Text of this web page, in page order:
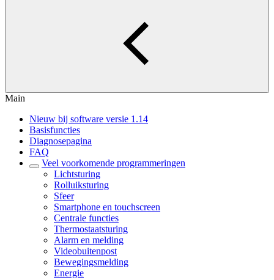
Main
Nieuw bij software versie 1.14
Basisfuncties
Diagnosepagina
FAQ
Veel voorkomende programmeringen
Lichtsturing
Rolluiksturing
Sfeer
Smartphone en touchscreen
Centrale functies
Thermostaatsturing
Alarm en melding
Videobuitenpost
Bewegingsmelding
Energie